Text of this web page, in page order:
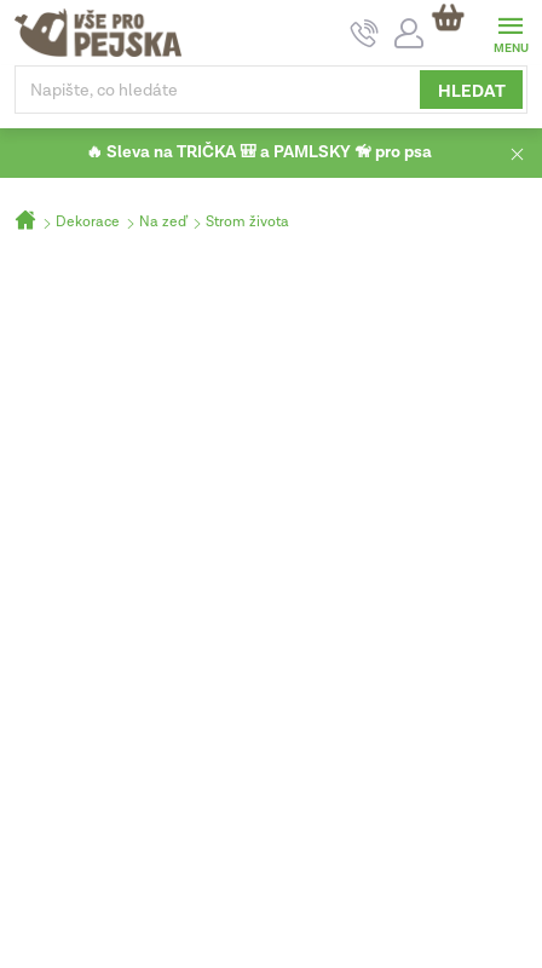
Přejít
obsah
HLEDAT
NÁKUPNÍ
KOŠÍK
🔥 Sleva na TRIČKA 🎒 a PAMLSKY 🦮 pro psa
DomůDekorace Na zeď Strom života